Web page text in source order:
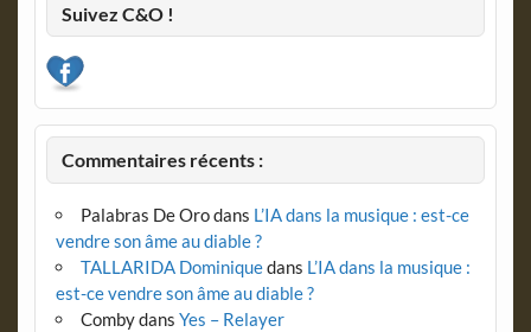
Suivez C&O !
Commentaires récents :
Palabras De Orodans L’IA dans la musique : est-ce
vendre son âme au diable ?
TALLARIDA Dominiquedans L’IA dans la musique :
est-ce vendre son âme au diable ?
Combydans Yes – Relayer